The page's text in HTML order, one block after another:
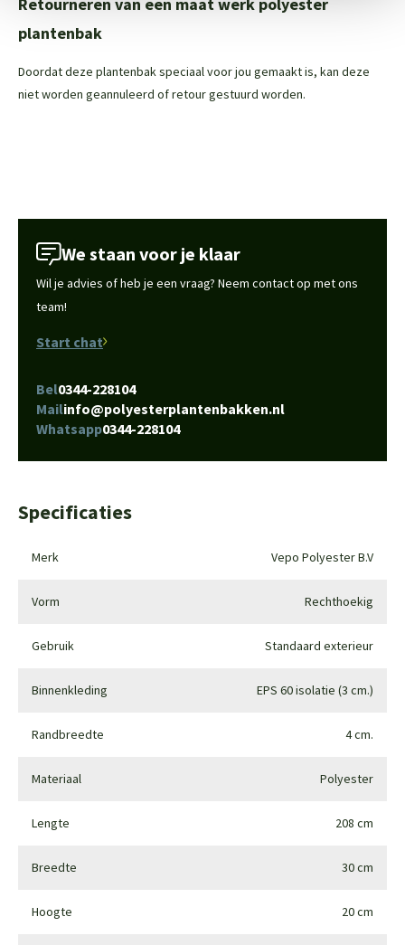
plantenbak
Doordat deze plantenbak speciaal voor jou gemaakt is, kan deze
niet worden geannuleerd of retour gestuurd worden.
We staan voor je klaar
Wil je advies of heb je een vraag? Neem contact op met ons
team!
Start chat
Bel0344-228104
Mailinfo@polyesterplantenbakken.nl
Whatsapp0344-228104
Specificaties
Merk Vepo Polyester B.V
Vorm Rechthoekig
Gebruik Standaard exterieur
Binnenkleding EPS 60 isolatie (3 cm.)
Randbreedte 4 cm.
Materiaal Polyester
Lengte 208 cm
Breedte 30 cm
Hoogte 20 cm